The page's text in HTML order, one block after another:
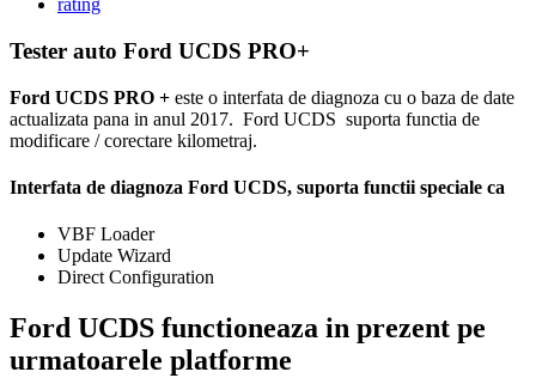
rating
Tester auto Ford UCDS PRO+
Ford UCDS PRO + este o interfata de diagnoza cu o baza de date
actualizata pana in anul 2017. Ford UCDS suporta functia de
modificare / corectare kilometraj.
Interfata de diagnoza Ford UCDS, suporta functii speciale ca
VBF Loader
Update Wizard
Direct Configuration
Ford UCDS functioneaza in prezent pe
urmatoarele platforme